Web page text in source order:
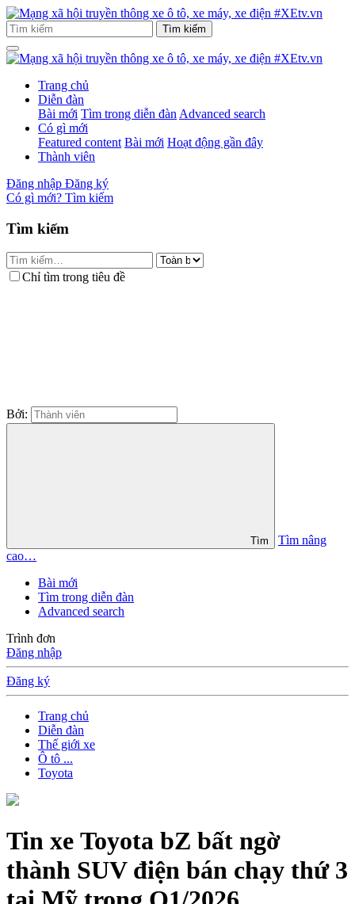
Trang chủ
Diễn đàn
Bài mới Tìm trong diễn đàn Advanced search
Có gì mới
Featured content Bài mới Hoạt động gần đây
Thành viên
Đăng nhập Đăng ký
Có gì mới? Tìm kiếm
Tìm kiếm
Chỉ tìm trong tiêu đề
Bởi:
Tìm
Tìm nâng
cao…
Bài mới
Tìm trong diễn đàn
Advanced search
Trình đơn
Đăng nhập
Đăng ký
Trang chủ
Diễn đàn
Thế giới xe
Ô tô ...
Toyota
Tin xe Toyota bZ bất ngờ
thành SUV điện bán chạy thứ 3